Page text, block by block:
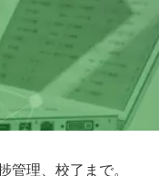
管理、校了まで。